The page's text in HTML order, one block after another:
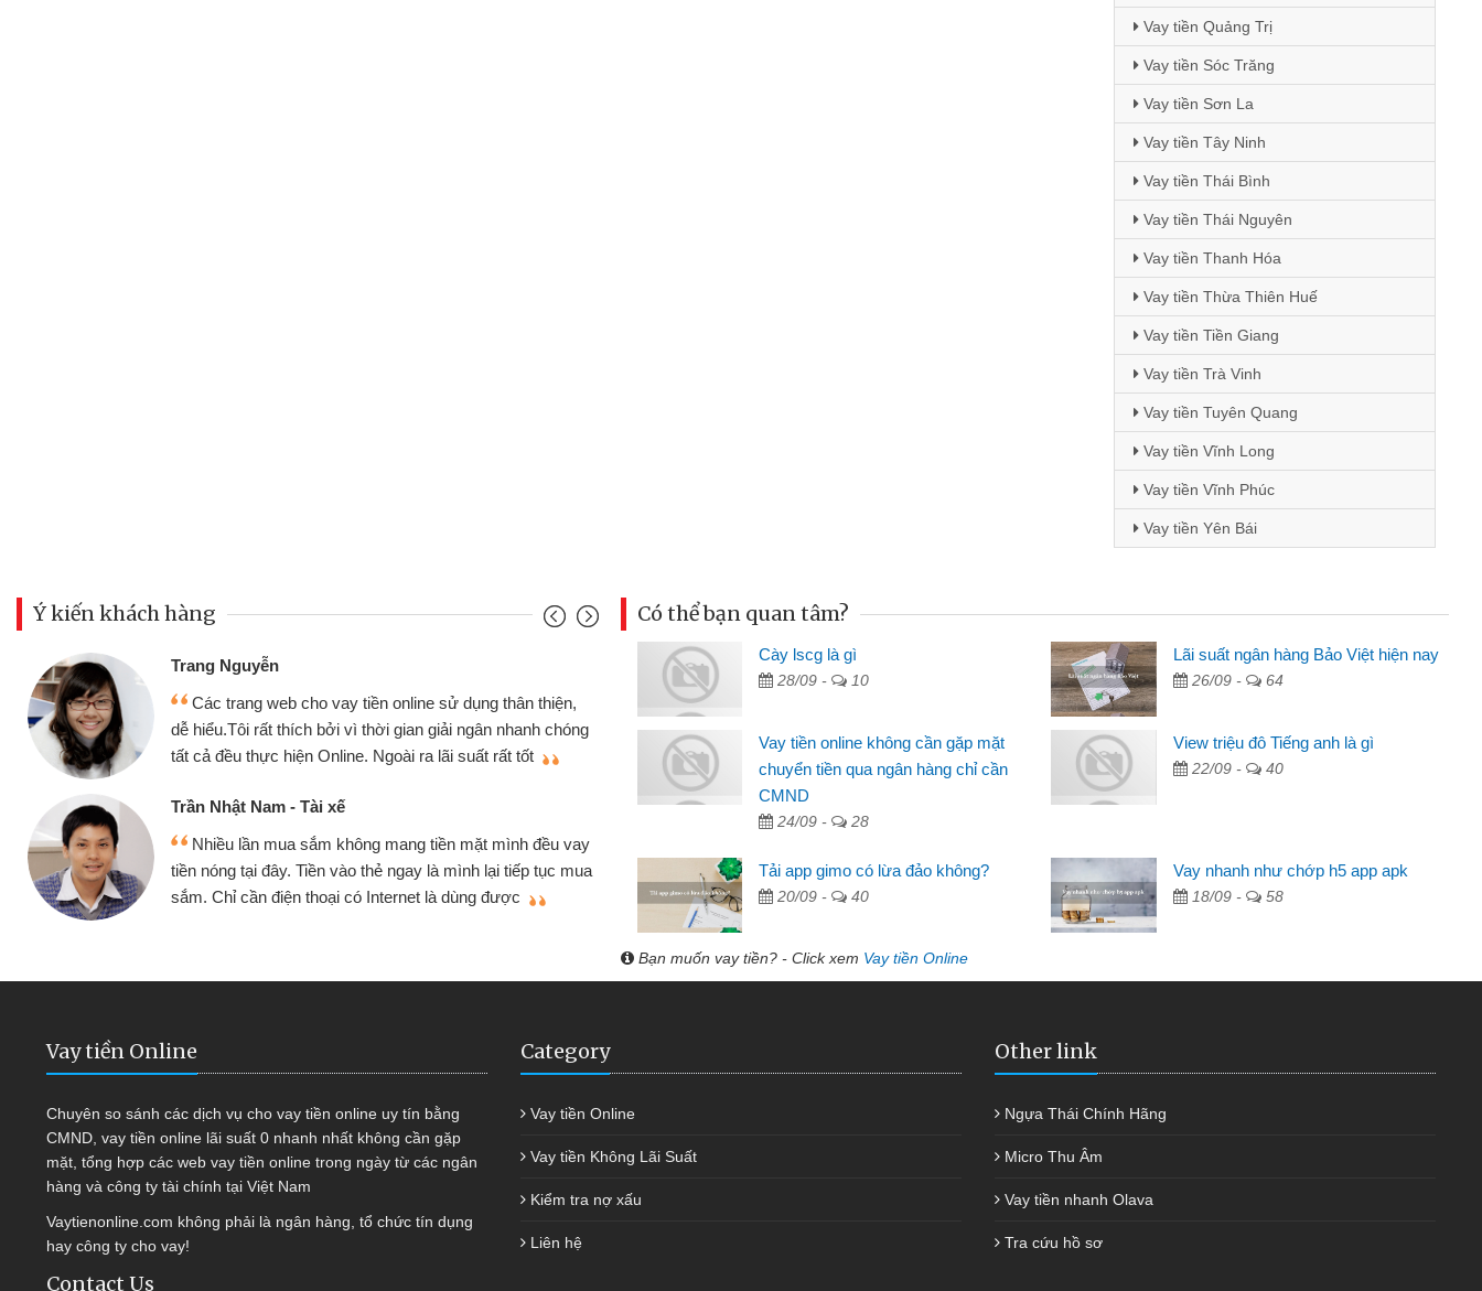
Vay tiền Quảng Trị
Vay tiền Sóc Trăng
Vay tiền Sơn La
Vay tiền Tây Ninh
Vay tiền Thái Bình
Vay tiền Thái Nguyên
Vay tiền Thanh Hóa
Vay tiền Thừa Thiên Huế
Vay tiền Tiền Giang
Vay tiền Trà Vinh
Vay tiền Tuyên Quang
Vay tiền Vĩnh Long
Vay tiền Vĩnh Phúc
Vay tiền Yên Bái
Ý kiến khách hàng
cho vay tiền online sử dụng thân thiện,
bởi vì thời gian giải ngân nhanh chóng
Online. Ngoài ra lãi suất rất tốt
Tài xế
sắm không mang tiền mặt mình đều vay
vào thẻ ngay là mình lại tiếp tục mua
thoại có Internet là dùng được
Mình cần tiền gấp nên định cầm cố chiếc xe wave
nhưng thật may đã có gói vay tiền bằng CMND online
không cần gặp mặt nên rất tiện lợi, sẽ giới thiệu cho bạn
Tôi kinh doanh buôn bán nhỏ lẻ nhiều lúc cần vốn nhập
hàng, nhờ biết đến website qua bạn bè giới thiệu tôi đã giải
quyết được công việc của mình nhanh chóng
Mai Lan - Sinh viên
Tôi biết đến thông qua quảng cáo trên facebook. Tôi là
sinh viên nên cần đóng tiền nhà, sinh nhật bạn bè, mà đọc
thấy thủ tục nhanh gọn nên tôi quyết định vay
Lâm Minh Chánh
cần có 2 triệu để giải quyết việc riêng, trong 1-2 ngày tôi trả
được thôi. Cảm ơn đã giúp tôi kịp thời và nhanh chóng
Có thể bạn quan tâm?
Cày lscg là gì
28/09 - 10
Lãi suất ngân hàng Bảo Việt hiện nay
26/09 - 64
Vay tiền online không cần gặp mặt
chuyển tiền qua ngân hàng chỉ cần
CMND
24/09 - 28
View triệu đô Tiếng anh là gì
22/09 - 40
Tải app gimo có lừa đảo không?
20/09 - 40
Vay nhanh như chớp h5 app apk
18/09 - 58
Bạn muốn vay tiền? - Click xem Vay tiền Online
Vay tiền Online
Chuyên so sánh các dịch vụ cho vay tiền online uy tín bằng
CMND, vay tiền online lãi suất 0 nhanh nhất không cần gặp
mặt, tổng hợp các web vay tiền online trong ngày từ các ngân
hàng và công ty tài chính tại Việt Nam
Vaytienonline.com không phải là ngân hàng, tổ chức tín dụng
hay công ty cho vay!
Contact Us
Category
Vay tiền Online
Vay tiền Không Lãi Suất
Kiểm tra nợ xấu
Liên hệ
Other link
Ngựa Thái Chính Hãng
Micro Thu Âm
Vay tiền nhanh Olava
Tra cứu hồ sơ